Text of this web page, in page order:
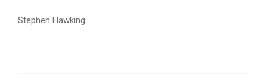
Stephen Hawking